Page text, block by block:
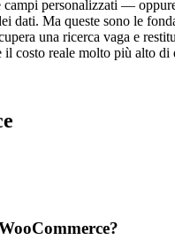
personalizzati —
Ma queste sono le
una ricerca vaga e
costo reale molto più alto di